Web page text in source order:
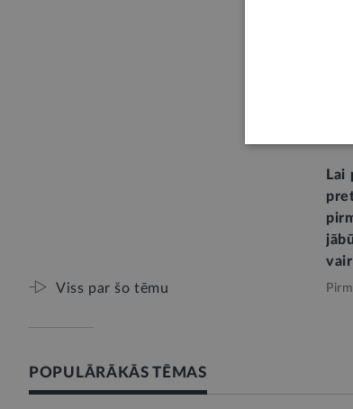
Lai
Viss par šo tēmu
POPULĀRĀKĀS TĒMAS